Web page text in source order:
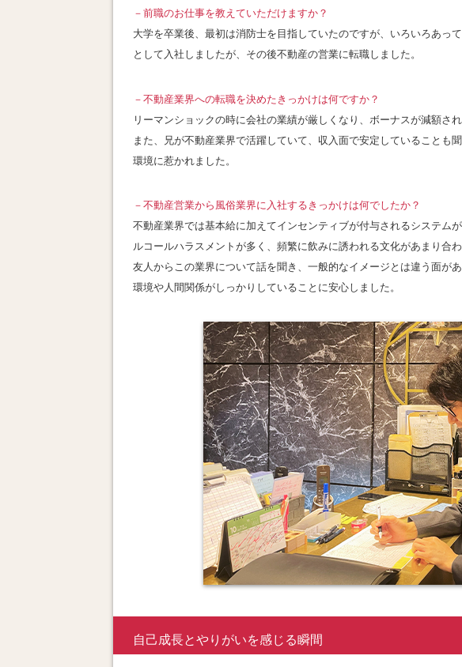
－ 前職のお仕事を教えていただけますか？
大学を卒業後、最初は消防士を目指していたのですが、いろいろあっ
として入社しましたが、その後不動産の営業に転職しました。
－不動産業界への転職を決めたきっかけは何ですか？
リーマンショックの時に会社の業績が厳しくなり、ボーナスが減額さ
また、兄が不動産業界で活躍していて、収入面で安定していることも
環境に惹かれました 。
－不動産営業から風俗業界に入社するきっかけは何でしたか？
不動産業界では基本給に加えてインセンティブが付与されるシステム
ルコールハラスメントが多く、頻繁に飲みに誘われる文化があまり合
友人からこの業界について話を聞き、一般的なイメージとは違う面が
環境や人間関係がしっかりしていることに安心しました。
自己成長とやりがいを感じる瞬間